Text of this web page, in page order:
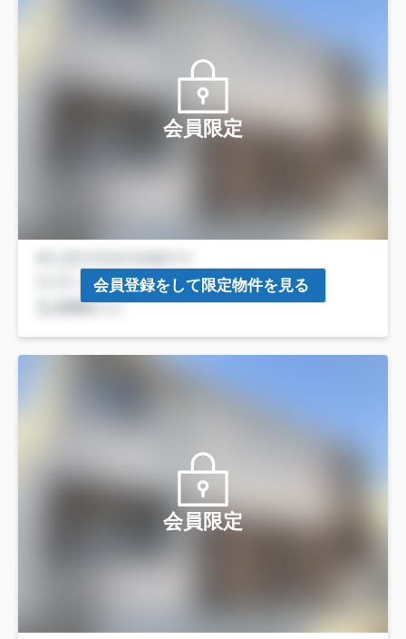
会員限定
会員登録をして限定物件を見る
会員限定